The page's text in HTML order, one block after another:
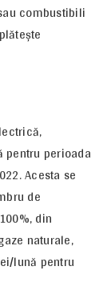
combustibili
perioada
Acesta se
de
din
naturale,
lună pentru